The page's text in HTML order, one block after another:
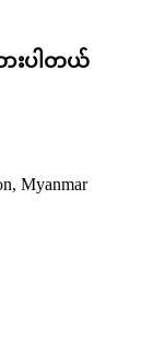
ားပါတယ်
Myanmar